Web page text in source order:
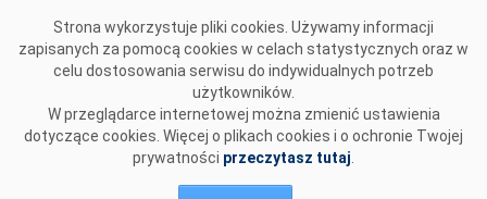
Strona wykorzystuje pliki cookies. Używamy informacji
zapisanych za pomocą cookies w celach statystycznych oraz w
celu dostosowania serwisu do indywidualnych potrzeb
użytkowników.
W przeglądarce internetowej można zmienić ustawienia
dotyczące cookies. Więcej o plikach cookies i o ochronie Twojej
prywatności przeczytasz tutaj